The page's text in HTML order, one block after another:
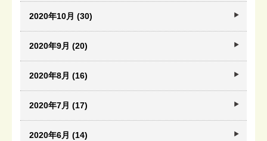
2020年10月 (30)
2020年9月 (20)
2020年8月 (16)
2020年7月 (17)
2020年6月 (14)